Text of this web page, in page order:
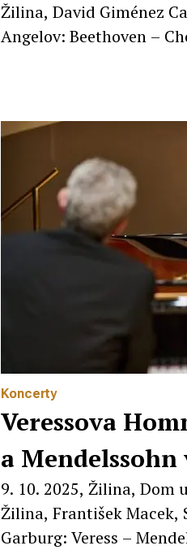
Žilina, David Giménez
Angelov: Beethoven –
Koncerty
Veressova
a
9. 10. 2025, Žilina, Dom
Žilina, František Macek,
Garburg: Veress –